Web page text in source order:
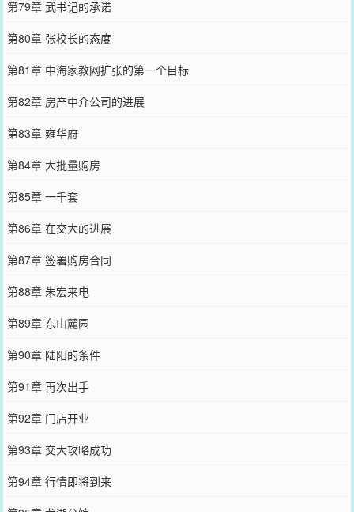
第79章 武书记的承诺
第80章 张校长的态度
第81章 中海家教网扩张的第一个目标
第82章 房产中介公司的进展
第83章 雍华府
第84章 大批量购房
第85章 一千套
第86章 在交大的进展
第87章 签署购房合同
第88章 朱宏来电
第89章 东山麓园
第90章 陆阳的条件
第91章 再次出手
第92章 门店开业
第93章 交大攻略成功
第94章 行情即将到来